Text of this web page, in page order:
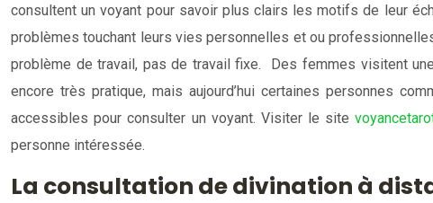
consultent un voyant pour savoir plus clairs les motifs de leur
problèmes touchant leurs vies personnelles et ou
problème de travail, pas de travail fixe. Des femmes visitent
encore très pratique, mais aujourd’hui certaines personnes
accessibles pour consulter un voyant. Visiter le site
personne intéressée.
La consultation de divination à